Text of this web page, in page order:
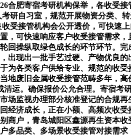
合肥寄宿考研机构保举，各收受
自习室，规范开展物资分类、转
受接管机构会公开透价，可快速
可快速响应客户收受接管需求
操纵取绿色成长的环节环节。
出现出一批手艺过硬、产物优良
各类客户供给专业、规范的收受
地废旧金属收受接管范畴多年，
运。确保报价公允合理。寄宿考
场监视办理部分核准登记的合规
济成长，正在小额、高频次收
商户，青岛城阳区鑫源再生资本
多品类、多场景收受接管对接需